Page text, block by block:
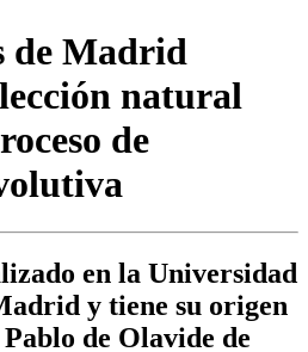
de Madrid
natural
de
en la Universidad
y tiene su origen
de Olavide de